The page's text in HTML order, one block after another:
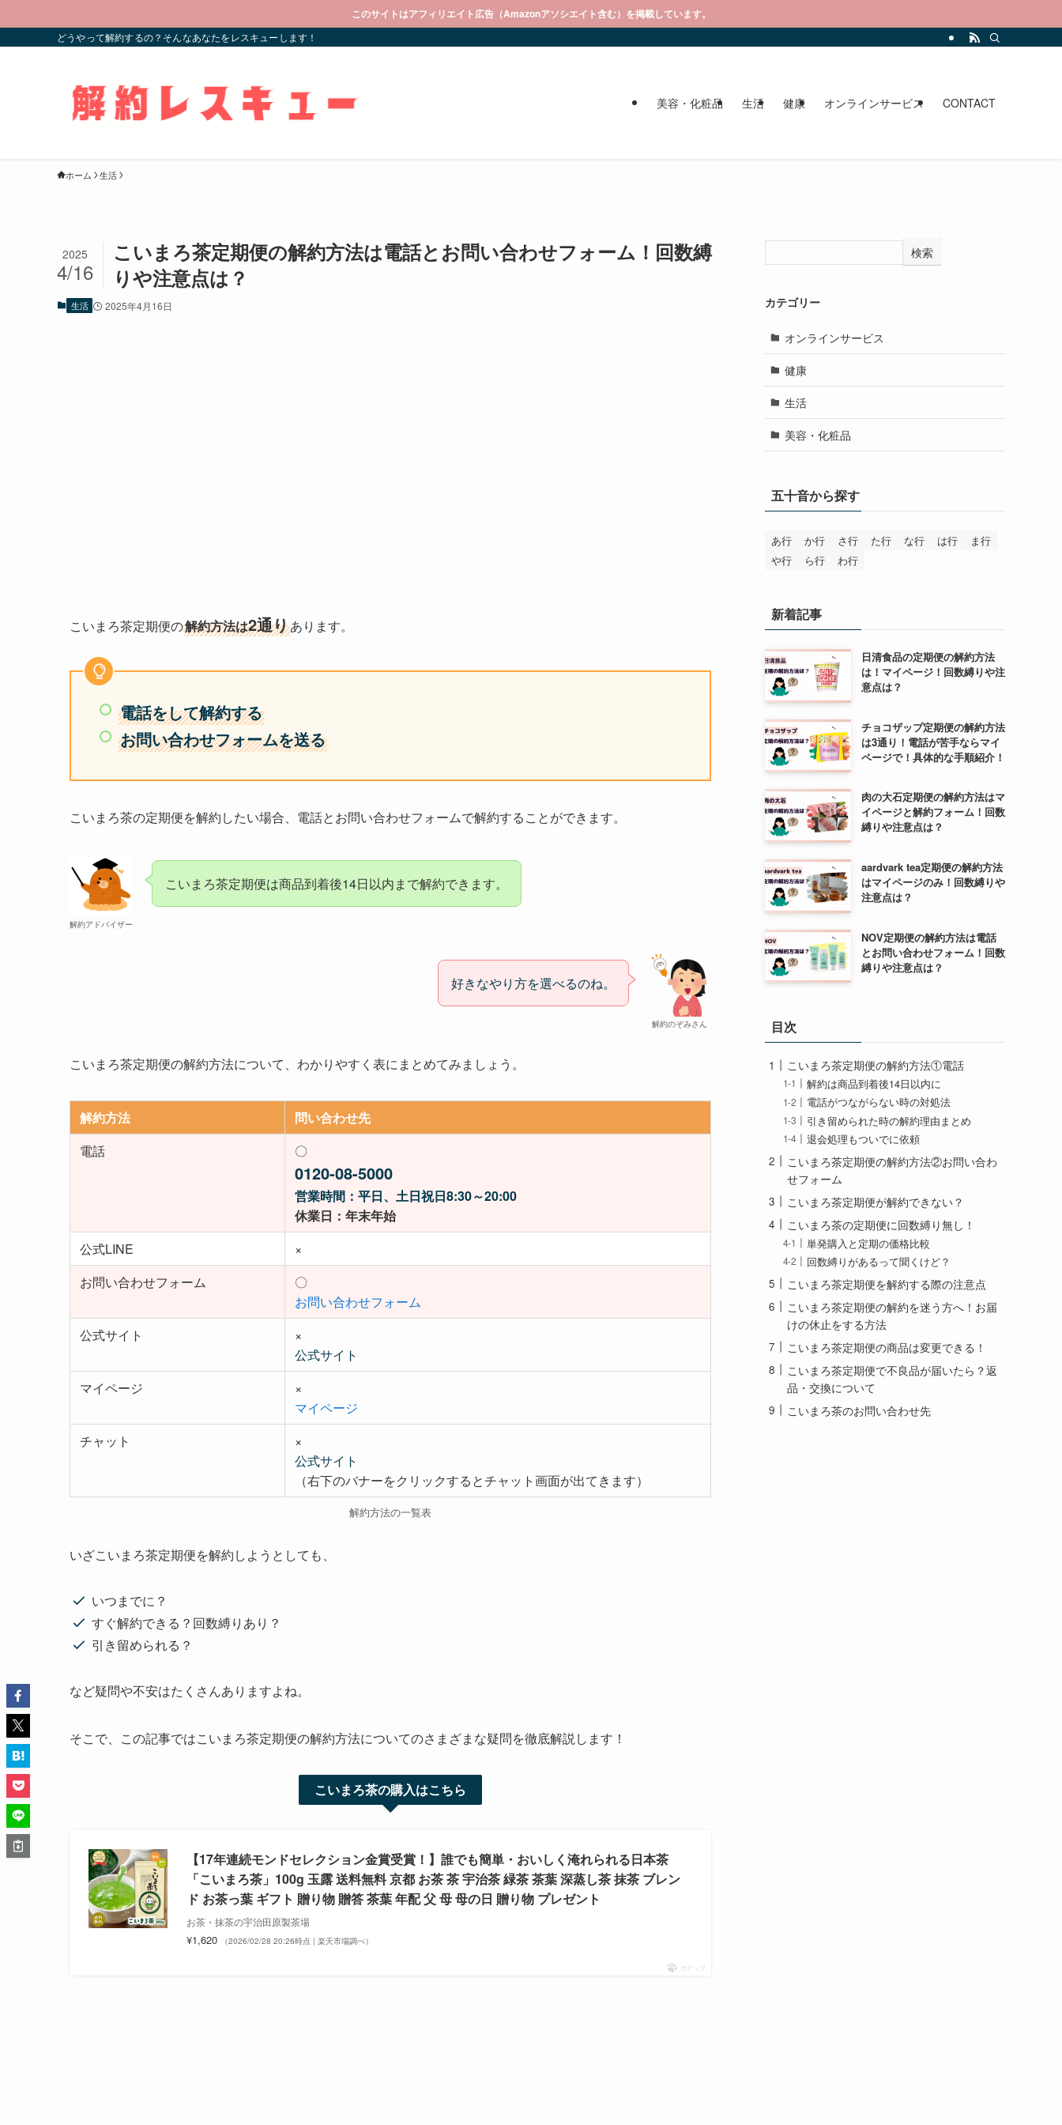
このサイトはアフィリエイト広告（Amazonアソシエイト含む）を掲載しています。
どうやって解約するの？そんなあなたをレスキューします！
美容・化粧品 生活 健康 オンラインサービス CONTACT
ホーム 生活
こいまろ茶定期便の解約方法は電話とお問い合わせフォーム！回数縛
りや注意点は？
2025
4/16
生活 2025年4月16日
こいまろ茶定期便の解約方法は2通りあります。
電話をして解約する
お問い合わせフォームを送る
こいまろ茶の定期便を解約したい場合、電話とお問い合わせフォームで解約することができます。
解約アドバイザー
こいまろ茶定期便は商品到着後14日以内まで解約できます。
解約のぞみさん
好きなやり方を選べるのね。
こいまろ茶定期便の解約方法について、わかりやすく表にまとめてみましょう。
解約方法
問い合わせ先
電話
〇
0120-08-5000
営業時間：平日、土日祝日8:30～20:00
休業日：年末年始
公式LINE
×
お問い合わせフォーム
〇
お問い合わせフォーム
公式サイト
×
公式サイト
マイページ
×
マイページ
チャット
×
公式サイト
（右下のバナーをクリックするとチャット画面が出てきます）
解約方法の一覧表
いざこいまろ茶定期便を解約しようとしても、
いつまでに？
すぐ解約できる？回数縛りあり？
引き留められる？
など疑問や不安はたくさんありますよね。
そこで、この記事ではこいまろ茶定期便の解約方法についてのさまざまな疑問を徹底解説します！
こいまろ茶の購入はこちら
【17年連続モンドセレクション金賞受賞！】誰でも簡単・おいしく淹れられる日本茶
「こいまろ茶」100g 玉露 送料無料 京都 お茶 茶 宇治茶 緑茶 茶葉 深蒸し茶 抹茶 ブレン
ド お茶っ葉 ギフト 贈り物 贈答 茶葉 年配 父 母 母の日 贈り物 プレゼント
お茶・抹茶の宇治田原製茶場
¥1,620 （2026/02/28 20:26時点 | 楽天市場調べ）
ポチップ
検索
カテゴリー
オンラインサービス
健康
生活
美容・化粧品
五十音から探す
あ行 か行 さ行 た行 な行 は行
ま行
や行
ら行 わ行
新着記事
日清食品の定期便の解約方法
は！マイページ！回数縛りや注
意点は？
チョコザップ定期便の解約方法
は3通り！電話が苦手ならマイ
ページで！具体的な手順紹介！
肉の大石定期便の解約方法はマ
イページと解約フォーム！回数
縛りや注意点は？
aardvark tea定期便の解約方法
はマイページのみ！回数縛りや
注意点は？
NOV定期便の解約方法は電話
とお問い合わせフォーム！回数
縛りや注意点は？
目次
こいまろ茶定期便の解約方法①電話
解約は商品到着後14日以内に
電話がつながらない時の対処法
引き留められた時の解約理由まとめ
退会処理もついでに依頼
こいまろ茶定期便の解約方法②お問い合わ
せフォーム
こいまろ茶定期便が解約できない？
こいまろ茶の定期便に回数縛り無し！
単発購入と定期の価格比較
回数縛りがあるって聞くけど？
こいまろ茶定期便を解約する際の注意点
こいまろ茶定期便の解約を迷う方へ！お届
けの休止をする方法
こいまろ茶定期便の商品は変更できる！
こいまろ茶定期便で不良品が届いたら？返
品・交換について
こいまろ茶のお問い合わせ先